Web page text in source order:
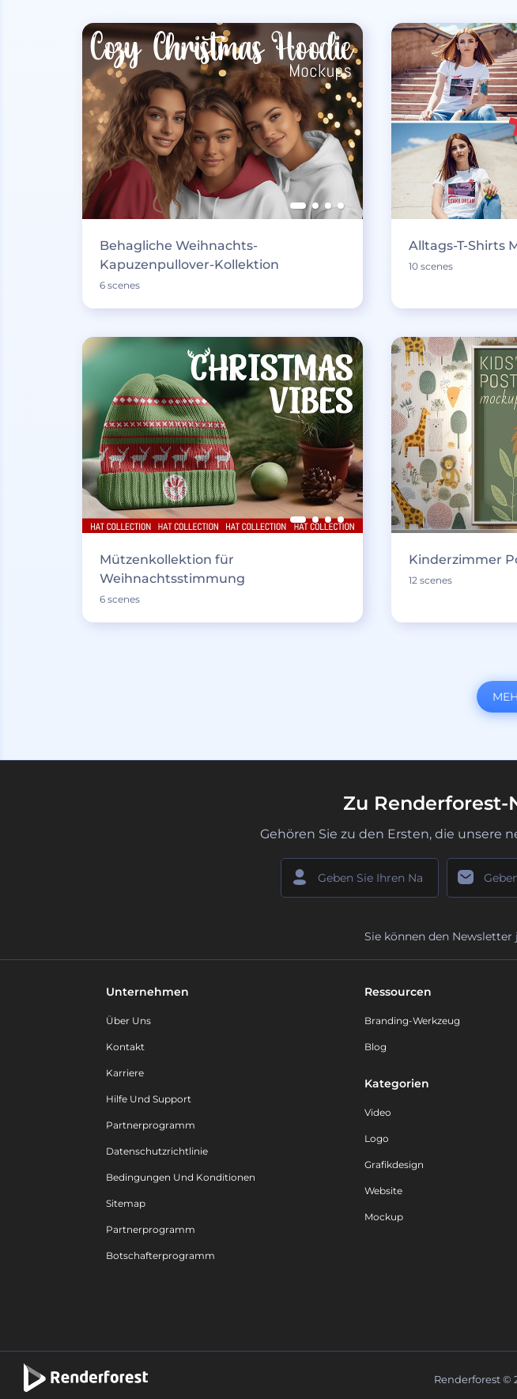
Behagliche Weihnachts-
Kapuzenpullover-Kollektion
6 scenes
Alltags-T-Shirts
10 scenes
Mützenkollektion für
Weihnachtsstimmung
6 scenes
Kinderzimmer
12 scenes
Zu
Gehören Sie zu den Ersten, die unsere
Sie können den
Unternehmen
Über Uns
Kontakt
Karriere
Hilfe Und Support
Partnerprogramm
Datenschutzrichtlinie
Bedingungen Und Konditionen
Sitemap
Partnerprogramm
Botschafterprogramm
Ressourcen
Branding-Werkzeug
Blog
Kategorien
Video
Logo
Grafikdesign
Website
Mockup
Renderforest ©